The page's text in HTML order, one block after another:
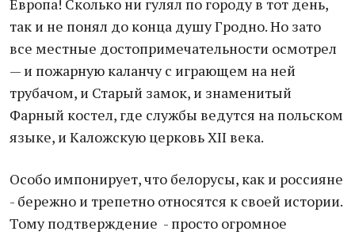
Европа! Сколько ни гулял по городу в тот день,
так и не понял до конца душу Гродно. Но зато
все местные достопримечательности осмотрел
— и пожарную каланчу с играющем на ней
трубачом, и Старый замок, и знаменитый
Фарный костел, где службы ведутся на польском
языке, и Каложскую церковь XII века.
Особо импонирует, что белорусы, как и россияне
- бережно и трепетно относятся к своей истории.
Тому подтверждение - просто огромное